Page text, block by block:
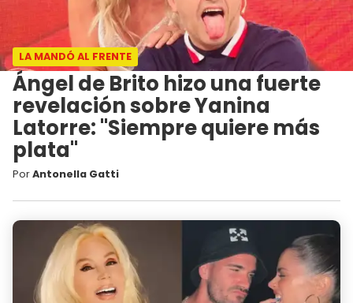
LA MANDÓ AL FRENTE
Ángel de Brito hizo una fuerte
revelación sobre Yanina
Latorre: "Siempre quiere más
plata"
PorAntonella Gatti